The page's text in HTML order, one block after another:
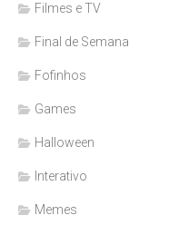
Filmes e TV
Final de Semana
Fofinhos
Games
Halloween
Interativo
Memes